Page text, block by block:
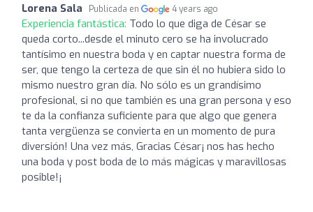
Lorena Sala Publicada en 4 years ago
Experiencia fantástica: Todo lo que diga de César se
queda corto...desde el minuto cero se ha involucrado
tantísimo en nuestra boda y en captar nuestra forma de
ser, que tengo la certeza de que sin él no hubiera sido lo
mismo nuestro gran día. No sólo es un grandísimo
profesional, si no que también es una gran persona y eso
te da la confianza suficiente para que algo que genera
tanta vergüenza se convierta en un momento de pura
diversión! Una vez más, Gracias César¡ nos has hecho
una boda y post boda de lo más mágicas y maravillosas
posible!¡